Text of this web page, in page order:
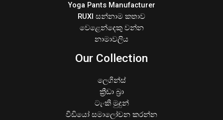
Yoga Pants Manufacturer
RUXI සන්නාම කතාව
වෙළෙන්දෙකු වන්න
නාමාවලිය
Our Collection
ලෙගින්ස්
ක්‍රීඩා බ්‍රා
ටැංකි මුදුන්
වීඩියෝ සමාලෝචන කරන්න